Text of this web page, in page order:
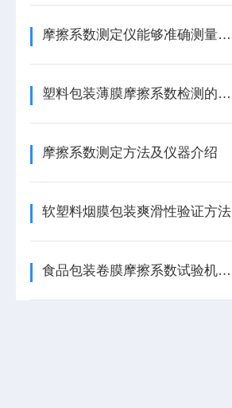
摩擦系数测定仪能够准确测量摩擦系数，误差小
塑料包装薄膜摩擦系数检测的意义
摩擦系数测定方法及仪器介绍
软塑料烟膜包装爽滑性验证方法
食品包装卷膜摩擦系数试验机技术参数